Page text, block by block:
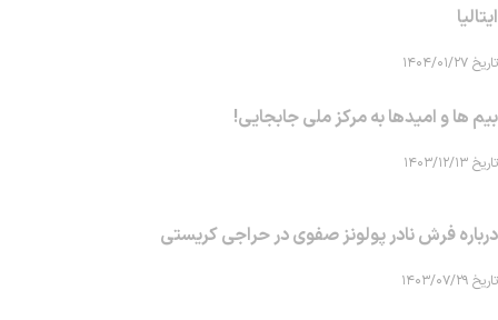
ایتالیا
تاریخ ۱۴۰۴/۰۱/۲۷
بیم ها و امیدها به مرکز ملی جابجایی!
تاریخ ۱۴۰۳/۱۲/۱۳
درباره فرش نادر پولونز صفوی در حراجی کریستی
تاریخ ۱۴۰۳/۰۷/۲۹